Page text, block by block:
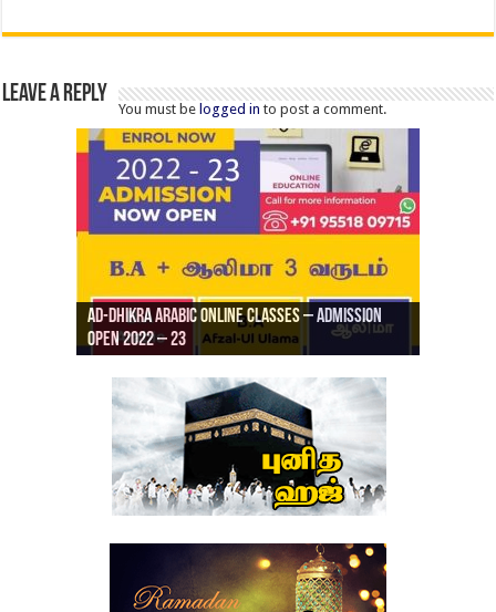
Leave a Reply
You must belogged in to post a comment.
Ad-Dhikra Arabic Online Classes – Admission
Open 2022 – 23
Ad-Dhikra Arabic Online Classes – BA Arabic
AD DHIKRA ARABIC COLLEGE ADMISSION
ரியாத் ஜும்ஆ தமிழாக்கம், Jamia Al Hajiri
Masjid (Kuwait Masjid), Malaz, Riyadh